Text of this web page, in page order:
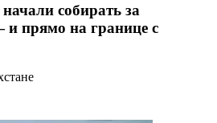
собирать за
прямо на границе с